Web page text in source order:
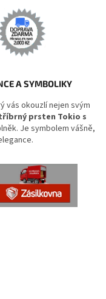
A SYMBOLIKY
vás okouzlí nejen svým
prsten Tokio s
Je symbolem vášně,